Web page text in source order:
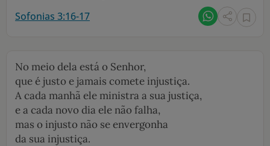
Sofonias 3:16-17
No meio dela está o Senhor,
que é justo e jamais comete injustiça.
A cada manhã ele ministra a sua justiça,
e a cada novo dia ele não falha,
mas o injusto não se envergonha
da sua injustiça.